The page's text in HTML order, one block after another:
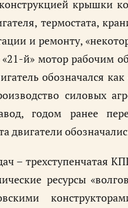
крышки
термостата,
и ремонту,
й» мотор рабочим
обозначался
силовых
годом ранее
двигатели
– трехступенчатая
ресурсы